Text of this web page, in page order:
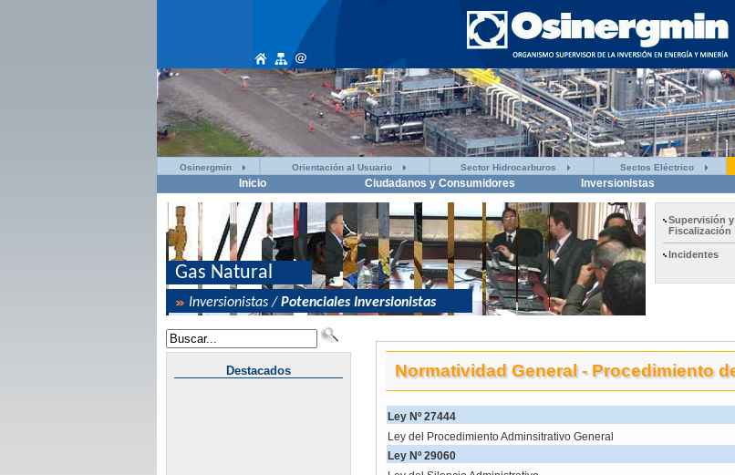
Osinergmin Orientación al Usuario Sector Hidrocarburos Sectos Eléctrico
Inicio Ciudadanos y Consumidores Inversionistas
Supervisión y
Fiscalización
Incidentes